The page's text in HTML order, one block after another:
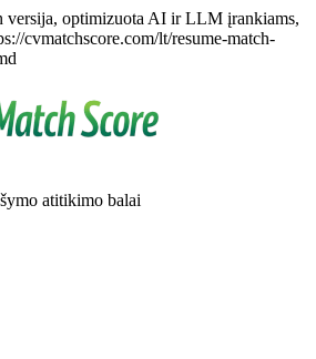
versija, optimizuota AI ir LLM įrankiams,
cvmatchscore.com/lt/resume-match-
atitikimo balai